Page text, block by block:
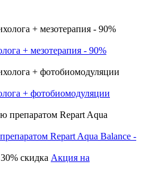
+ мезотерапия - 90%
+ фотобиомодуляции
Repart Aqua Balance -
Акция на